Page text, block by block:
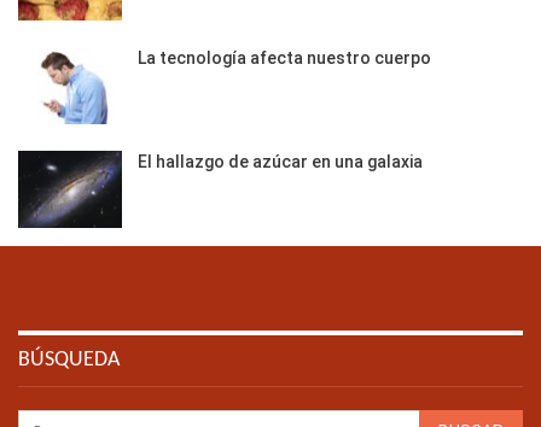
La tecnología afecta nuestro cuerpo
El hallazgo de azúcar en una galaxia
BÚSQUEDA